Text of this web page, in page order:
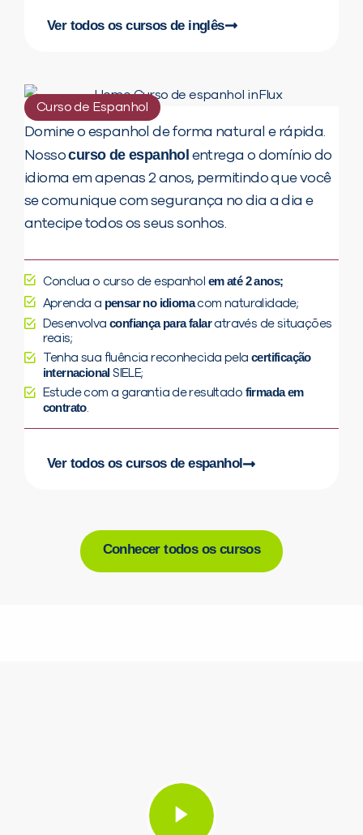
Ver todos os cursos de inglês
Curso de Espanhol
Domine o espanhol de forma natural e rápida.
Nossocurso de espanhol entrega o domínio do
idioma em apenas 2 anos, permitindo que você
se comunique com segurança no dia a dia e
antecipe todos os seus sonhos.
Conclua o curso de espanhol em até 2 anos;
Aprenda a pensar no idiomacom naturalidade;
Desenvolva confiança para falaratravés de situações
reais;
Tenha sua fluência reconhecida pela certificação
internacional SIELE;
Estude com a garantia de resultado firmada em
contrato.
Ver todos os cursos de espanhol
Conhecer todos os cursos